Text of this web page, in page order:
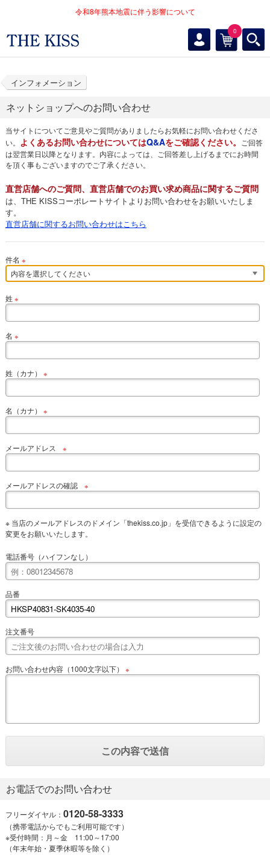
令和8年熊本地震に伴う影響について
0
インフォメーション
ネットショップへのお問い合わせ
当サイトについてご意見やご質問がありましたらお気軽にお問い合わせくださ
い。 よくあるお問い合わせについてはQ&Aをご確認ください。
ご回答
は翌営業日以降となります。内容によっては、ご回答差し上げるまでにお時間
を頂く事もございますのでご了承ください。
直営店舗へのご質問、直営店舗でのお買い求め商品に関するご質問
は、THE KISSコーポレートサイトよりお問い合わせをお願いいたしま
す。
直営店舗に関するお問い合わせはこちら
件名 ※
姓 ※
名 ※
姓（カナ） ※
名（カナ） ※
メールアドレス ※
メールアドレスの確認※
※ 当店のメールアドレスのドメイン「thekiss.co.jp」を受信できるように設定の
変更をお願いいたします。
電話番号（ハイフンなし）
品番
注文番号
お問い合わせ内容（1000文字以下） ※
お電話でのお問い合わせ
フリーダイヤル： 0120-58-3333
（携帯電話からでもご利用可能です）
※受付時間：月～金 11:00～17:00
（年末年始・夏季休暇等を除く）